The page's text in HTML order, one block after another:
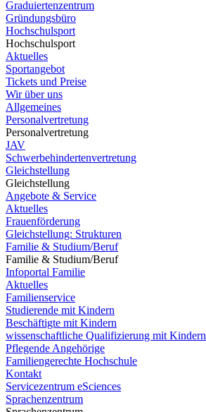
Graduiertenzentrum
Gründungsbüro
Hochschulsport
Hochschulsport
Aktuelles
Sportangebot
Tickets und Preise
Wir über uns
Allgemeines
Personalvertretung
Personalvertretung
JAV
Schwerbehindertenvertretung
Gleichstellung
Gleichstellung
Angebote & Service
Aktuelles
Frauenförderung
Gleichstellung: Strukturen
Familie & Studium/Beruf
Familie & Studium/Beruf
Infoportal Familie
Aktuelles
Familienservice
Studierende mit Kindern
Beschäftigte mit Kindern
wissenschaftliche Qualifizierung mit Kindern
Pflegende Angehörige
Familiengerechte Hochschule
Kontakt
Servicezentrum eSciences
Sprachenzentrum